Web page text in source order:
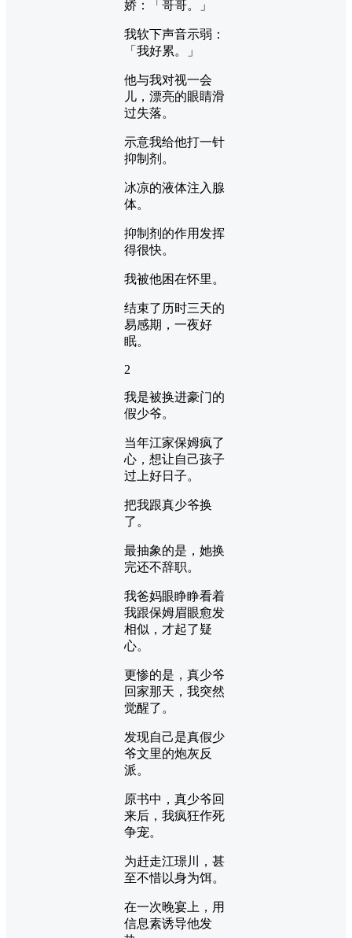
娇：「哥哥。」
我软下声音示弱：
「我好累。」
他与我对视一会
儿，漂亮的眼睛滑
过失落。
示意我给他打一针
抑制剂。
冰凉的液体注入腺
体。
抑制剂的作用发挥
得很快。
我被他困在怀里。
结束了历时三天的
易感期，一夜好
眠。
2
我是被换进豪门的
假少爷。
当年江家保姆疯了
心，想让自己孩子
过上好日子。
把我跟真少爷换
了。
最抽象的是，她换
完还不辞职。
我爸妈眼睁睁看着
我跟保姆眉眼愈发
相似，才起了疑
心。
更惨的是，真少爷
回家那天，我突然
觉醒了。
发现自己是真假少
爷文里的炮灰反
派。
原书中，真少爷回
来后，我疯狂作死
争宠。
为赶走江璟川，甚
至不惜以身为饵。
在一次晚宴上，用
信息素诱导他发